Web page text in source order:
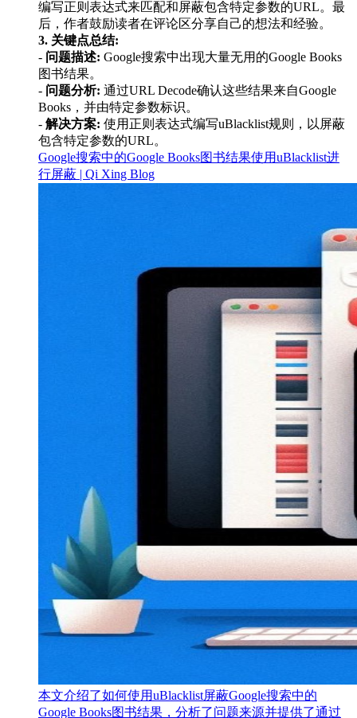
编写正则表达式来匹配和屏蔽包含特定参数的URL。最
后，作者鼓励读者在评论区分享自己的想法和经验。
3. 关键点总结:
- 问题描述: Google搜索中出现大量无用的Google Books
图书结果。
- 问题分析: 通过URL Decode确认这些结果来自Google
Books，并由特定参数标识。
- 解决方案: 使用正则表达式编写uBlacklist规则，以屏蔽
包含特定参数的URL。
Google搜索中的Google Books图书结果使用uBlacklist进
行屏蔽 | Qi Xing Blog
本文介绍了如何使用uBlacklist屏蔽Google搜索中的
Google Books图书结果，分析了问题来源并提供了通过